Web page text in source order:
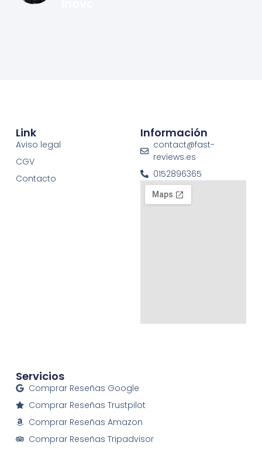
Link
Aviso legal
CGV
Contacto
Información
contact@fast-
reviews.es
0152896365
Servicios
Comprar Reseñas Google
Comprar Reseñas Trustpilot
Comprar Reseñas Amazon
Comprar Reseñas Tripadvisor